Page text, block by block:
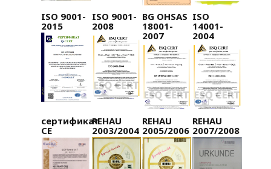
ISO 9001-
2015
ISO 9001-
2008
BG OHSAS
18001-
2007
ISO
14001-
2004
сертификат
СЕ
REHAU
2003/2004
REHAU
2005/2006
REHAU
2007/2008